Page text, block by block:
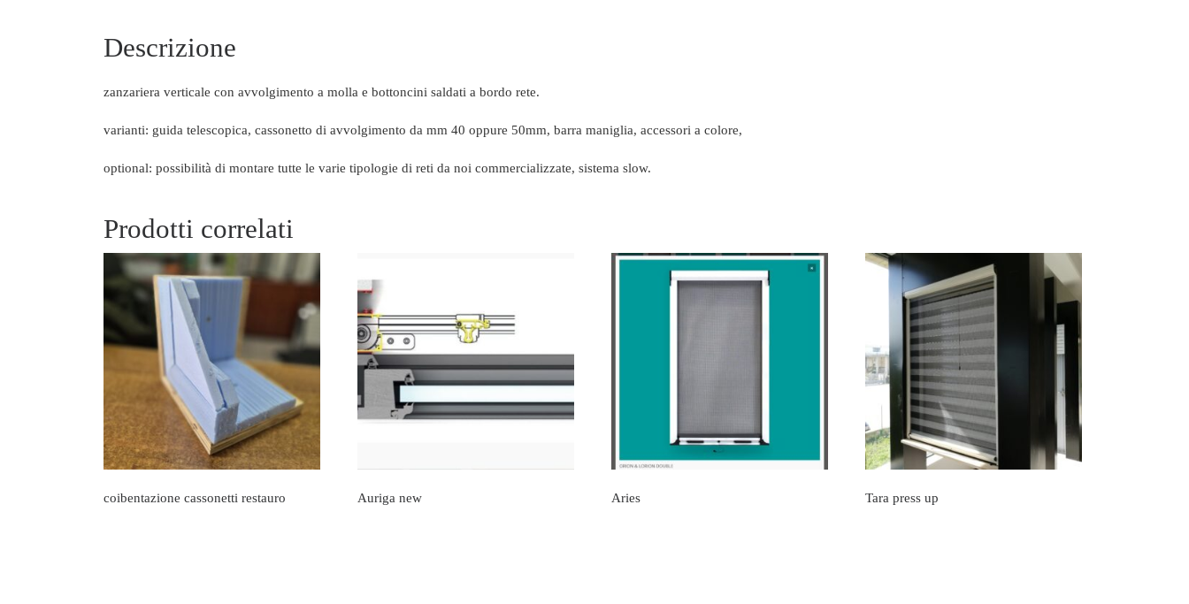
Descrizione
zanzariera verticale con avvolgimento a molla e bottoncini saldati a bordo rete.
varianti: guida telescopica, cassonetto di avvolgimento da mm 40 oppure 50mm, barra maniglia, accessori a colore,
optional: possibilità di montare tutte le varie tipologie di reti da noi commercializzate, sistema slow.
Prodotti correlati
coibentazione cassonetti restauro Auriga new Aries Tara press up